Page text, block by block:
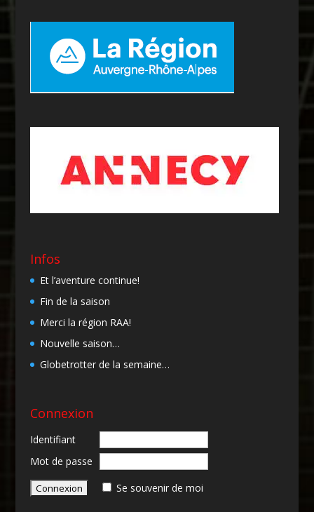
Infos
Et l’aventure continue!
Fin de la saison
Merci la région RAA!
Nouvelle saison…
Globetrotter de la semaine…
Connexion
Identifiant
Mot de passe
Se souvenir de moi